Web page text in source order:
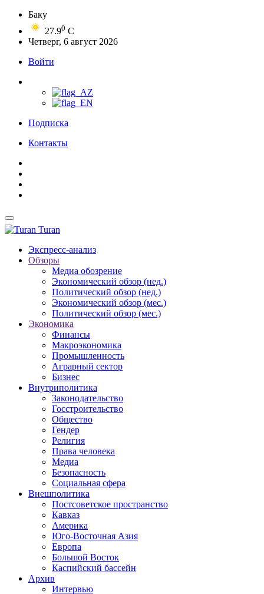
Баку
27.90 C
Четверг, 6 август 2026
Войти
Подписка
Контакты
Turan
Экспресс-анализ
Обзоры
Медиа обозрение
Экономический обзор (нед.)
Политический обзор (нед.)
Экономический обзор (мес.)
Политический обзор (мес.)
Экономика
Финансы
Макроэкономика
Промышленность
Аграрный сектор
Бизнес
Внутриполитика
Законодательство
Госстроительство
Общество
Гендер
Религия
Права человека
Медиа
Безопасность
Социальная сфера
Внешполитика
Постсоветское пространство
Кавказ
Америка
Юго-Восточная Азия
Европа
Большой Восток
Каспийский бассейн
Архив
Интервью